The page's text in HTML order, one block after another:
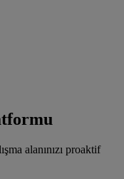
alanınızı proaktif